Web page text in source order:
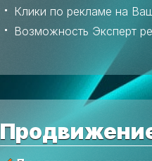
Клики по рекламе на
Возможность Эксперт